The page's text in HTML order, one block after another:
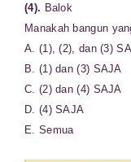
(4). Balok
Manakah bangun
A. (1), (2), dan (3)
B. (1) dan (3) SAJA
C. (2) dan (4) SAJA
D. (4) SAJA
E. Semua